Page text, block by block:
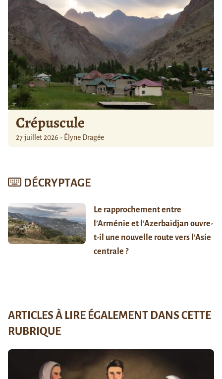
Crépuscule
27 juillet 2026 - Élyne Dragée
DÉCRYPTAGE
Le rapprochement entre
l’Arménie et l’Azerbaïdjan ouvre-
t-il une nouvelle route vers l’Asie
centrale ?
ARTICLES À LIRE ÉGALEMENT DANS CETTE
RUBRIQUE